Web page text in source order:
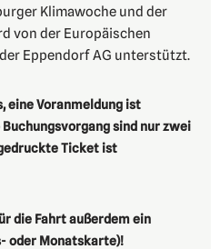
Klimawoche und der
von der Europäischen
Eppendorf AG unterstützt.
eine Voranmeldung ist
sind nur zwei
Ticket ist
die Fahrt außerdem ein
oder Monatskarte)!